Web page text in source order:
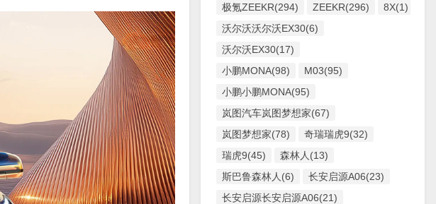
极氪ZEEKR(294)
ZEEKR(296)
8X(1)
沃尔沃沃尔沃EX30(6)
沃尔沃EX30(17)
小鹏MONA(98)
M03(95)
小鹏小鹏MONA(95)
岚图汽车岚图梦想家(67)
岚图梦想家(78)
奇瑞瑞虎9(32)
瑞虎9(45)
森林人(13)
斯巴鲁森林人(6)
长安启源A06(23)
长安启源长安启源A06(21)